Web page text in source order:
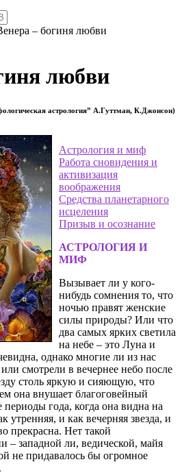
– богиня любви
любви
астрология” А.Гуттман, К.Джонсон)
Астрология и миф
Работа сновидения и
активизация
воображения
Средства планетарного
исцеления
Призыв и осознание
АСТРОЛОГИЯ И
МИФ
Вызывает ли у кого-
нибудь сомнения то, что
ночью правят женские
силы природы? Или что
два самых ярких светила
на небе – это Луна и
однако многие ли из нас
смотрели в вечернее небо после
столь яркую и сияющую, что
она внушает благоговейный
периоды года, когда она видна на
утренняя, и как вечерняя звезда, и
прекрасна. Нет такой
– западной ли, ведической, майя
не придавалось бы огромное